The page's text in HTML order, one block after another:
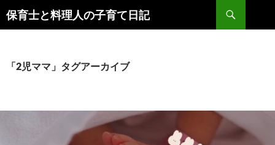
ン
キ
保育士と料理人の子育て日記
索
「2児ママ」タグアーカイブ